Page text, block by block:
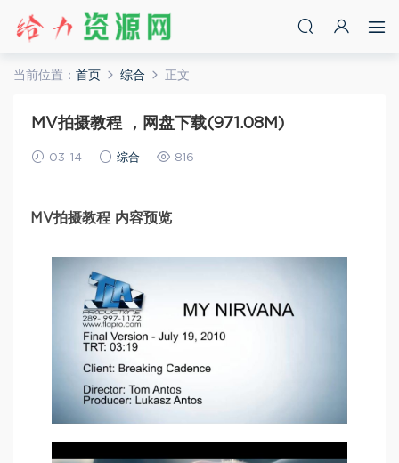
当前位置： 首页 综合 正文
MV拍摄教程 ，网盘下载(971.08M)
03-14 综合 816
MV拍摄教程 内容预览